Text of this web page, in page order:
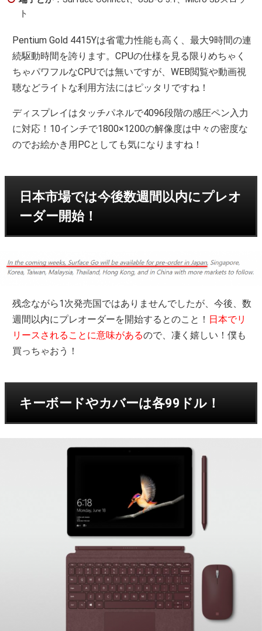
ト
Pentium Gold 4415Yは省電力性能も高く、最大9時間の連
続駆動時間を誇ります。CPUの仕様を見る限りめちゃく
ちゃパワフルなCPUでは無いですが、WEB閲覧や動画視
聴などライトな利用方法にはピッタリですね！
ディスプレイはタッチパネルで4096段階の感圧ペン入力
に対応！10インチで1800×1200の解像度は中々の密度な
のでお絵かき用PCとしても気になりますね！
日本市場では今後数週間以内にプレオ
ーダー開始！
残念ながら1次発売国ではありませんでしたが、今後、数
週間以内にプレオーダーを開始するとのこと！ 日本でリ
リースされることに意味があるので、凄く嬉しい！僕も
買っちゃおう！
キーボードやカバーは各99ドル！